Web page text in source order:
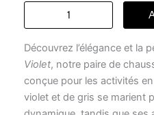
quantité
escalade
-
violet
Découvrez l’élégance et la
Violet, notre paire de
conçue pour les activités
violet et de gris se marient